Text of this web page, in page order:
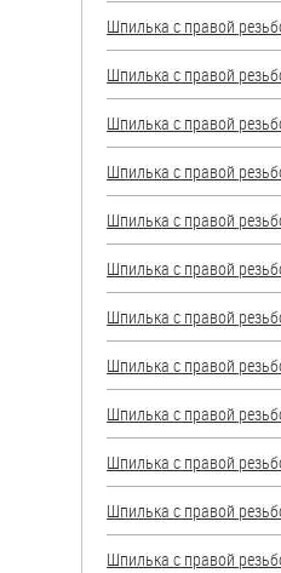
Пробки
Саморезы и шурупы
Стопорные кольца
Такелаж
Хомуты
Шайбы
Шпильки
Шплинты
Штифты и пальцы
Шпилька с правой
Шпилька с правой
Шпилька с правой
Шпилька с правой
Шпилька с правой
Шпилька с правой
Шпилька с правой
Шпилька с правой
Шпилька с правой
Шпилька с правой
Шпилька с правой
Шпилька с правой